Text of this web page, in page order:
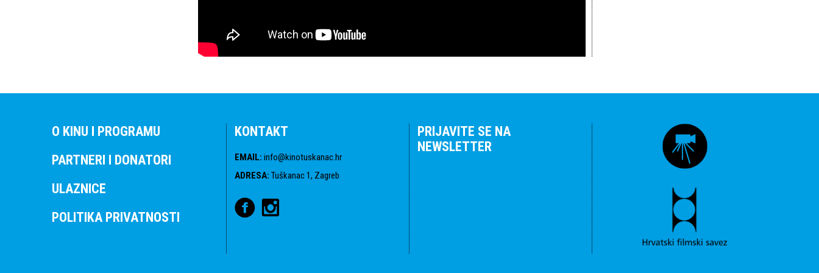
O KINU I PROGRAMU
PARTNERI I DONATORI
ULAZNICE
POLITIKA PRIVATNOSTI
KONTAKT
EMAIL: info@kinotuskanac.hr
ADRESA: Tuškanac 1, Zagreb
PRIJAVITE SE NA
NEWSLETTER